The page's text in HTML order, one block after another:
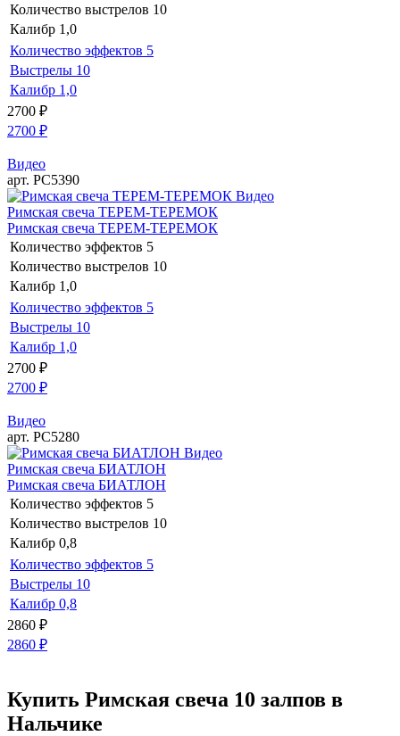
Количество выстрелов 10
Калибр 1,0
Количество эффектов 5
Выстрелы 10
Калибр 1,0
2700 ₽
2700 ₽
Видео
арт. РС5390
Видео
Римская свеча ТЕРЕМ-ТЕРЕМОК
Римская свеча ТЕРЕМ-ТЕРЕМОК
Количество эффектов 5
Количество выстрелов 10
Калибр 1,0
Количество эффектов 5
Выстрелы 10
Калибр 1,0
2700 ₽
2700 ₽
Видео
арт. РС5280
Видео
Римская свеча БИАТЛОН
Римская свеча БИАТЛОН
Количество эффектов 5
Количество выстрелов 10
Калибр 0,8
Количество эффектов 5
Выстрелы 10
Калибр 0,8
2860 ₽
2860 ₽
Купить Римская свеча 10 залпов в
Нальчике